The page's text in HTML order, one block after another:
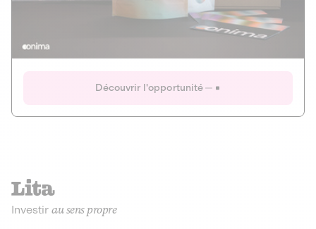
IR 50% JEIR
Découvrir l'opportunité
Ouverture imminente
Onima
CAPITAL INVESTISSEMENT MIEUX MANGER
AGRICULTURE ET ALIMENTATION
Actions
Gain potentiel
Investir au sens propre